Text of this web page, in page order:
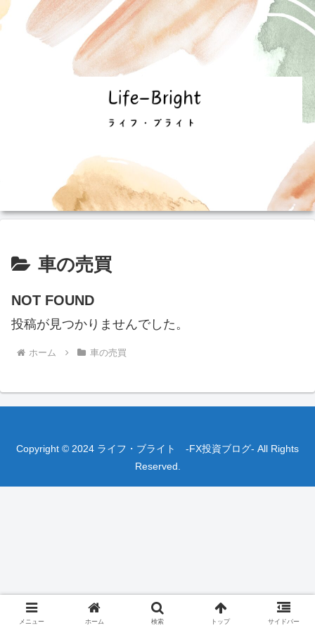
車の売買
NOT FOUND
投稿が見つかりませんでした。
ホーム 車の売買
Copyright © 2024 ライフ・ブライト -FX投資ブログ- All Rights
Reserved.
メニュー ホーム 検索 トップ サイドバー